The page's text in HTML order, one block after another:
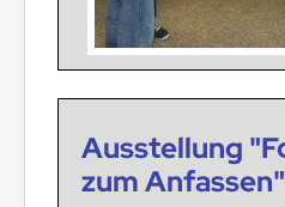
Ausstellung
zum Anfassen"